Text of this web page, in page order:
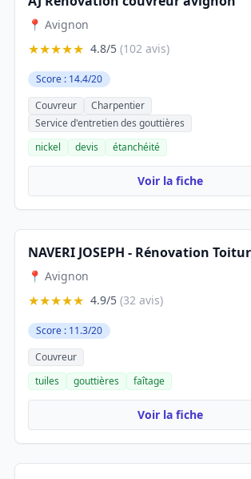
📍 Avignon
★★★★★ 4.8/5(102 avis)
Score : 14.4/20
Couvreur
Charpentier
Service d'entretien des gouttières
nickel
devis étanchéité
Voir la fiche
📍 Avignon
★★★★★ 4.9/5(32 avis)
Score : 11.3/20
Couvreur
tuiles
gouttières faîtage
Voir la fiche